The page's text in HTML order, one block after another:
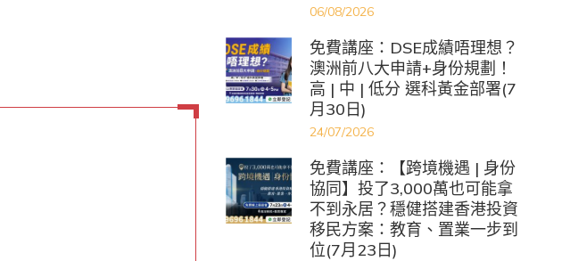
06/08/2026
免費講座：DSE成績唔理想？
澳洲前八大申請+身份規劃！
高 | 中 | 低分 選科黃金部署(7
月30日)
24/07/2026
免費講座：【跨境機遇 | 身份
協同】投了3,000萬也可能拿
不到永居？穩健搭建香港投資
移民方案：教育、置業一步到
位(7月23日)